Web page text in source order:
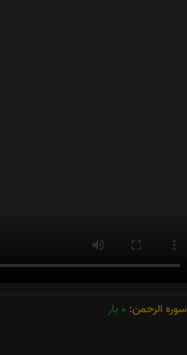
سوره الرحمن: 0 بار